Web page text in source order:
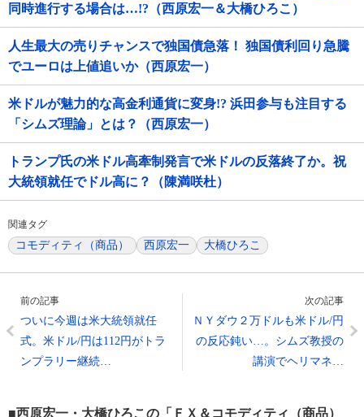
同時進行する場合は…!?（西原宏一＆大橋ひろこ）
人生最大の売りチャンスで独国債急落！ 独国債利回り急騰
でユーロは上値追いか（西原宏一）
米ドルが魅力的な高金利通貨に変身!? 浜田参与も注目する
「シムズ理論」とは？（西原宏一）
トランプ氏の米ドル高牽制発言で米ドルの反落終了か。祝
大統領就任でドル高に？（陳満咲杜）
関連タグ
コモディティ（商品） 西原宏一 大橋ひろこ
前の記事
ついに今週は米大統領就任
式。米ドル/円は112円がトラ
ンプラリー継続…
次の記事
ＮＹダウ２万ドルも米ドル/円
の反応鈍い…。シムズ教授の
講演でヘリマネ…
■西原宏一・大橋ひろこの「ＦＸ＆コモディティ（商品）